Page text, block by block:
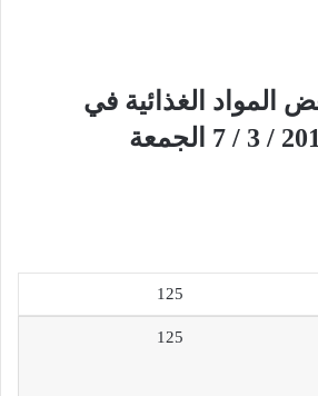
المواد الغذائية في
125
125